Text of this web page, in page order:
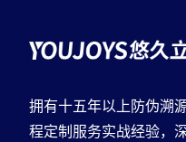
拥有十五年以上防伪溯
程定制服务实战经验，